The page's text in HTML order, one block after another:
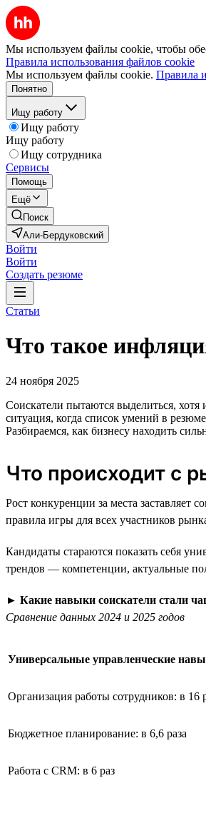
Мы используем файлы cookie, чтобы
Правила использования файлов cookie
Мы используем файлы cookie. Правила
Понятно
Ищу работу
Ищу работу
Ищу работу
Ищу сотрудника
Сервисы
Помощь
Ещё
Поиск
Али-Бердуковский
Войти
Войти
Создать резюме
Статьи
Что такое
24 ноября 2025
Соискатели пытаются выделиться,
ситуация, когда список умений в
Разбираемся, как бизнесу находить
Что происходит с
Рост конкуренции за места
правила игры для всех участников
Кандидаты стараются показать себя
трендов — компетенции, актуальные
► Какие навыки соискатели стали
Сравнение данных 2024 и 2025 годов
Универсальные управленческие
Организация работы сотрудников: в 16
Бюджетное планирование: в 6,6 раза
Работа с CRM: в 6 раз